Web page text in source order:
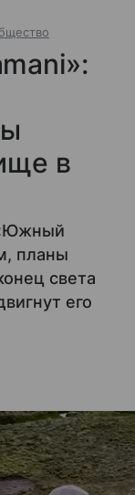
в
планы
света
его